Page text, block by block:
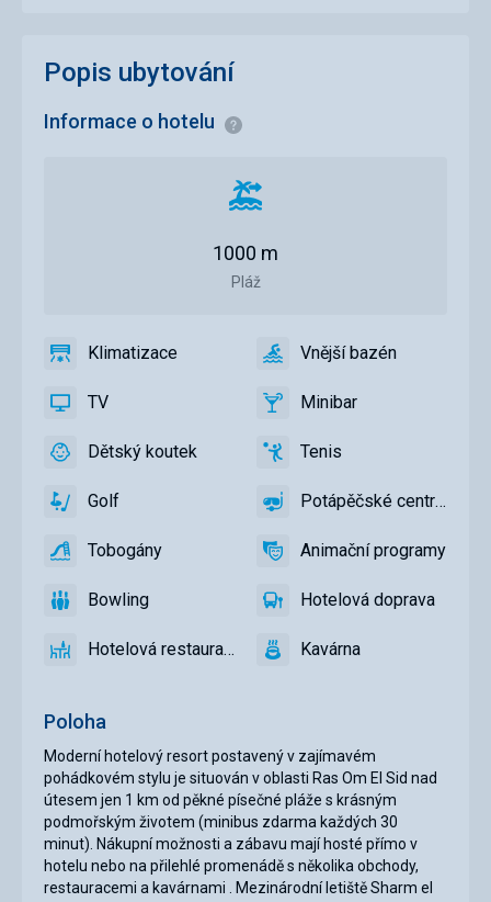
Poloha
Moderní hotelový resort postavený v zajímavém
pohádkovém stylu je situován v oblasti Ras Om El Sid nad
útesem jen 1 km od pěkné písečné pláže s krásným
podmořským životem (minibus zdarma každých 30
minut). Nákupní možnosti a zábavu mají hosté přímo v
hotelu nebo na přilehlé promenádě s několika obchody,
restauracemi a kavárnami . Mezinárodní letiště Sharm el
Popis ubytování
Informace o hotelu Informace
Vzdálenost
pláže
Pláž
1000 m
Klimatizace
Klimatizace
ano
VnějšíVnější bazén
ano
TV TV
ano
Minibar,Minibar
ano
Dětský
Dětské
Dětský
Dětský koutek
ano TenisTenis
ano
Golf Golf
ano
Potápěčské
Potápěčské centrum
ano
Tobogány
Tobogány
ano
Animační
Animační programy
ano
BowlingBowling
ano
HotelováHotelová doprava
ano
HotelováHotelová restaurace
ano KavárnaKavárna
ano